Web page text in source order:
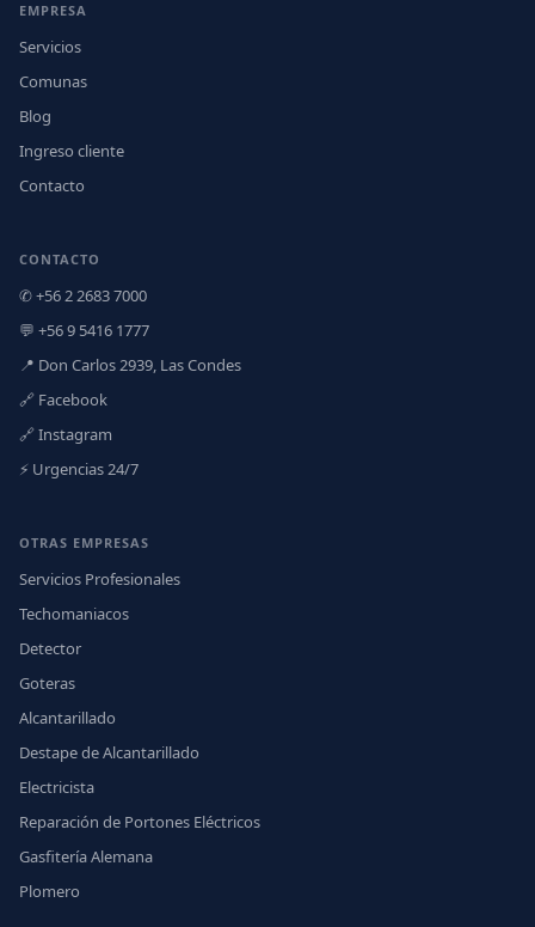
EMPRESA
Servicios
Comunas
Blog
Ingreso cliente
Contacto
CONTACTO
✆ +56 2 2683 7000
💬 +56 9 5416 1777
📍 Don Carlos 2939, Las Condes
🔗 Facebook
🔗 Instagram
⚡ Urgencias 24/7
OTRAS EMPRESAS
Servicios Profesionales
Techomaniacos
Detector
Goteras
Alcantarillado
Destape de Alcantarillado
Electricista
Reparación de Portones Eléctricos
Gasfitería Alemana
Plomero